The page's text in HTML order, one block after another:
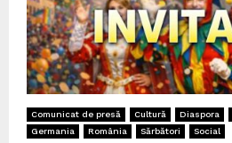
Comunicat de presă Cultură Diaspora
Germania
România Sărbători Social